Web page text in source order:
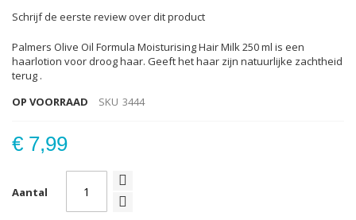
Schrijf de eerste review over dit product
Palmers Olive Oil Formula Moisturising Hair Milk 250 ml is een
haarlotion voor droog haar. Geeft het haar zijn natuurlijke zachtheid
terug .
OP VOORRAAD
SKU 3444
€ 7,99
Aantal